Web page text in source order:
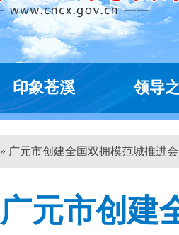
印象苍溪 领导
» 广元市创建全国双拥模范城推进
广元市创建